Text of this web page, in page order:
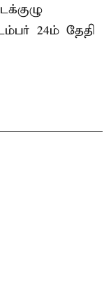
24ம் தேதி